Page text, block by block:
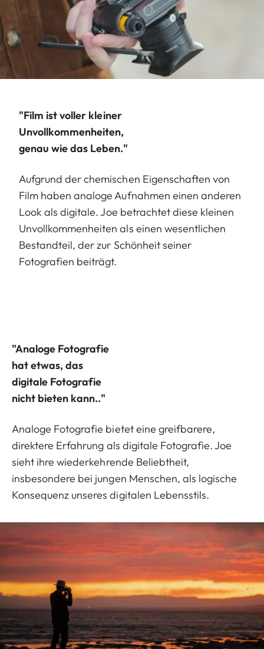
"Film ist voller kleiner
Unvollkommenheiten,
genau wie das Leben."
Aufgrund der chemischen Eigenschaften von
Film haben analoge Aufnahmen einen anderen
Look als digitale. Joe betrachtet diese kleinen
Unvollkommenheiten als einen wesentlichen
Bestandteil, der zur Schönheit seiner
Fotografien beiträgt.
"Analoge Fotografie
hat etwas, das
digitale Fotografie
nicht bieten kann.."
Analoge Fotografie bietet eine greifbarere,
direktere Erfahrung als digitale Fotografie. Joe
sieht ihre wiederkehrende Beliebtheit,
insbesondere bei jungen Menschen, als logische
Konsequenz unseres digitalen Lebensstils.